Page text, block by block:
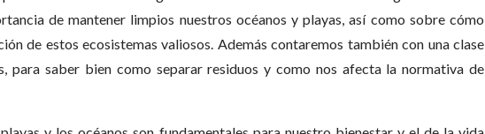
de mantener limpios nuestros océanos y playas, así como sobre cómo
de estos ecosistemas valiosos. Además contaremos también con una clase
para saber bien como separar residuos y como nos afecta la normativa de